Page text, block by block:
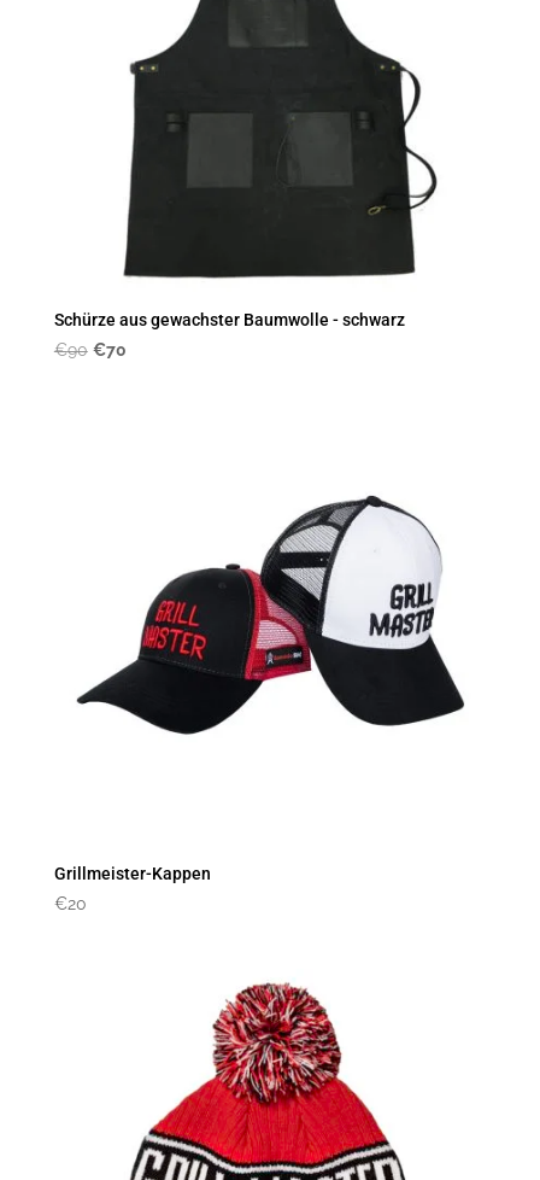
Schürze aus gewachster Baumwolle - schwarz
€90 Original
€70Current
Grillmeister-Kappen
€20